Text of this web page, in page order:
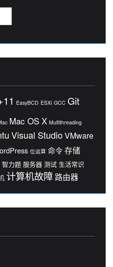
EasyBCD ESXi GCC Git
Mac OS X Multithreading
Visual StudioVMware
位运算 命令 存储
智力题 服务器 测试 生活常识
计算机故障 路由器